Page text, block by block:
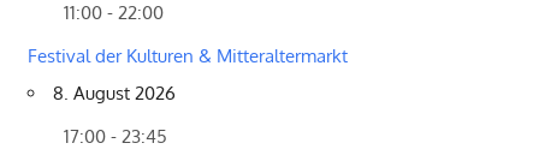
11:00 - 22:00
Festival der Kulturen & Mitteraltermarkt
8. August 2026
17:00 - 23:45